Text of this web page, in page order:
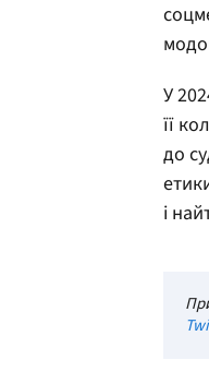
У
її
до
і